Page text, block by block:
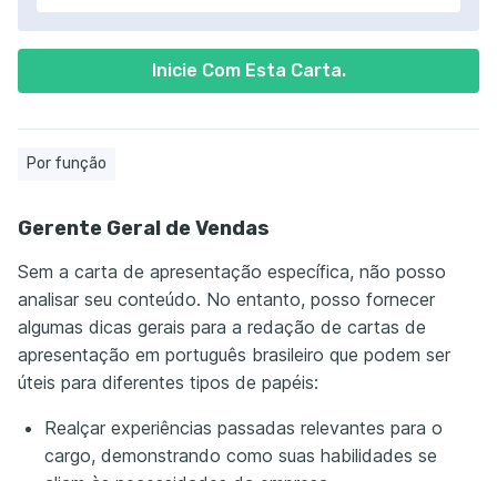
Inicie Com Esta Carta.
Por função
Gerente Geral de Vendas
Sem a carta de apresentação específica, não posso
analisar seu conteúdo. No entanto, posso fornecer
algumas dicas gerais para a redação de cartas de
apresentação em português brasileiro que podem ser
úteis para diferentes tipos de papéis:
Realçar experiências passadas relevantes para o
cargo, demonstrando como suas habilidades se